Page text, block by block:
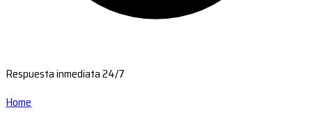
Respuesta inmediata 24/7
Home